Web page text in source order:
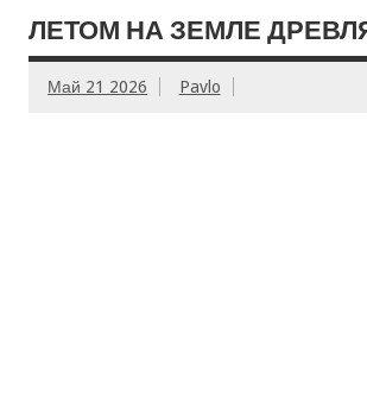
ЛЕТОМ НА ЗЕМЛЕ
Май 21 2026 Pavlo